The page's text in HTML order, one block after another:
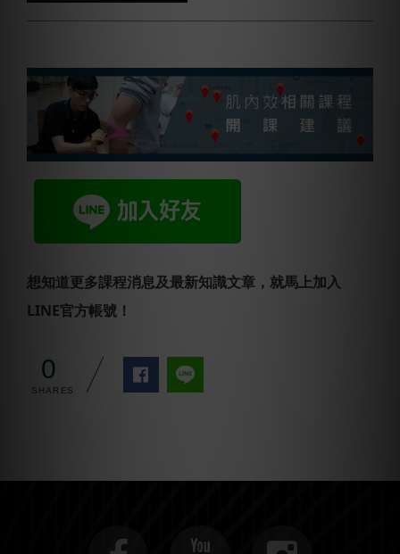
想知道更多課程消息及最新知識文章，就馬上加入
LINE官方帳號！
0